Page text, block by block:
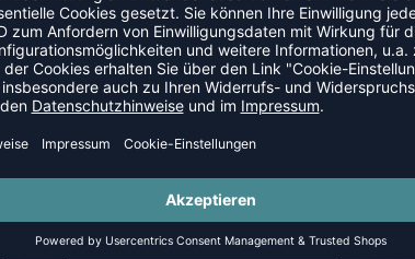
-50%